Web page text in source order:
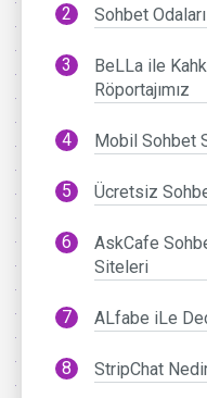
Sohbet
BeLLa ile
Röportajımız
Mobil Sohbet
Ücretsiz
AskCafe
Siteleri
ALfabe iLe
StripChat